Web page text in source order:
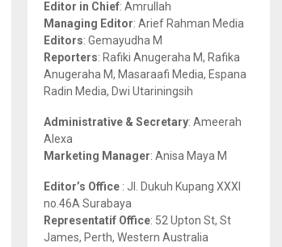
r
:
R
H
Editor in Chief: Amrullah
Managing Editor: Arief Rahman Media
Editors: Gemayudha M
Reporters: Rafiki Anugeraha M, Rafika
Anugeraha M, Masaraafi Media, Espana
Radin Media, Dwi Utariningsih
Administrative & Secretary: Ameerah
Alexa
Marketing Manager: Anisa Maya M
Editor’s Office : Jl. Dukuh Kupang XXXI
no.46A Surabaya
Representatif Office: 52 Upton St, St
James, Perth, Western Australia